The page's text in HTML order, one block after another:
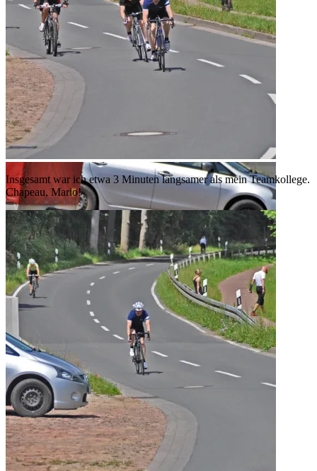
Insgesamt war ich etwa 3 Minuten langsamer als mein Teamkollege.
Chapeau, Mario!